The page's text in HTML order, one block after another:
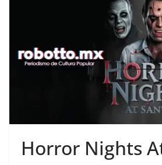
Horror Nights